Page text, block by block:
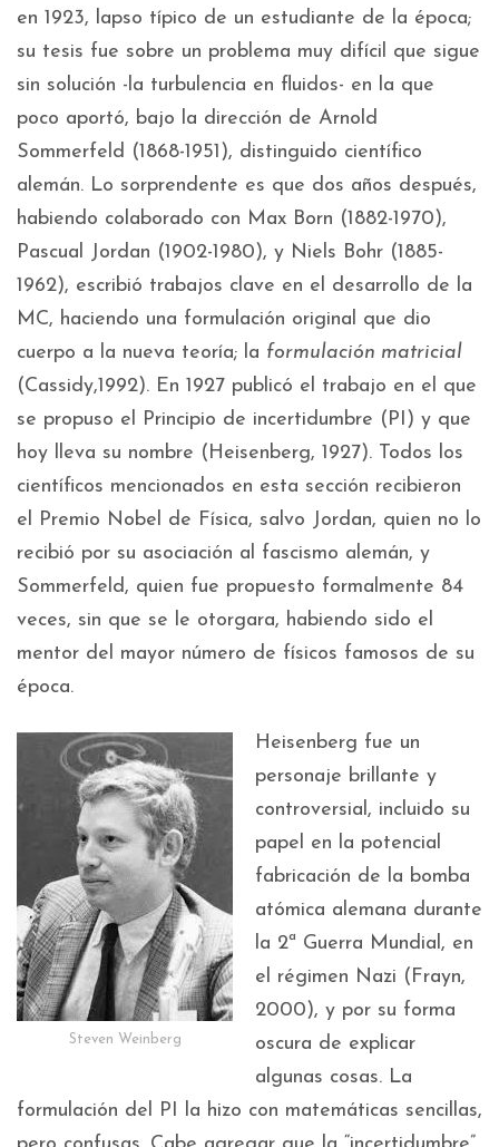
en 1923, lapso típico de un estudiante de la época;
su tesis fue sobre un problema muy difícil que sigue
sin solución -la turbulencia en fluidos- en la que
poco aportó, bajo la dirección de Arnold
Sommerfeld (1868-1951), distinguido científico
alemán. Lo sorprendente es que dos años después,
habiendo colaborado con Max Born (1882-1970),
Pascual Jordan (1902-1980), y Niels Bohr (1885-
1962), escribió trabajos clave en el desarrollo de la
MC, haciendo una formulación original que dio
cuerpo a la nueva teoría; la formulación matricial
(Cassidy,1992). En 1927 publicó el trabajo en el que
se propuso el Principio de incertidumbre (PI) y que
hoy lleva su nombre (Heisenberg, 1927). Todos los
científicos mencionados en esta sección recibieron
el Premio Nobel de Física, salvo Jordan, quien no lo
recibió por su asociación al fascismo alemán, y
Sommerfeld, quien fue propuesto formalmente 84
veces, sin que se le otorgara, habiendo sido el
mentor del mayor número de físicos famosos de su
época.
Steven Weinberg
Heisenberg fue un
personaje brillante y
controversial, incluido su
papel en la potencial
fabricación de la bomba
atómica alemana durante
la 2ª Guerra Mundial, en
el régimen Nazi (Frayn,
2000), y por su forma
oscura de explicar
algunas cosas. La
formulación del PI la hizo con matemáticas sencillas,